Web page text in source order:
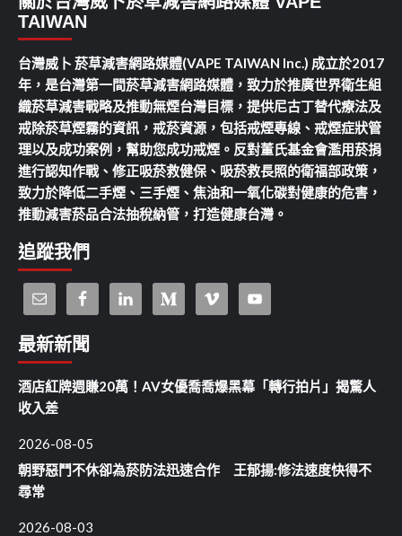
TAIWAN
台灣威卜 菸草減害網路媒體(VAPE TAIWAN Inc.) 成立於2017
年，是台灣第一間菸草減害網路媒體，致力於推廣世界衛生組
織菸草減害戰略及推動無煙台灣目標，提供尼古丁替代療法及
戒除菸草煙霧的資訊，戒菸資源，包括戒煙專線、戒煙症狀管
理以及成功案例，幫助您成功戒煙。反對董氏基金會濫用菸捐
進行認知作戰、修正吸菸救健保、吸菸救長照的衛福部政策，
致力於降低二手煙、三手煙、焦油和一氧化碳對健康的危害，
推動減害菸品合法抽稅納管，打造健康台灣。
追蹤我們
最新新聞
酒店紅牌週賺20萬！AV女優喬喬爆黑幕「轉行拍片」揭驚人
收入差
2026-08-05
朝野惡鬥不休卻為菸防法迅速合作 王郁揚:修法速度快得不
尋常
2026-08-03